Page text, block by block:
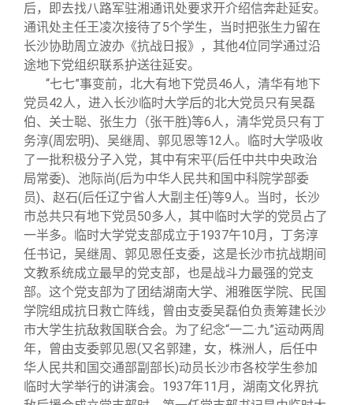
后，即去找八路军驻湘通讯处要求开介绍信奔赴延安。
通讯处主任王凌次接待了5个学生，当时把张生力留在
长沙协助周立波办《抗战日报》，其他4位同学通过沿
途地下党组织联系护送往延安。
“七七”事变前，北大有地下党员46人，清华有地下
党员42人，进入长沙临时大学后的北大党员只有吴磊
伯、关士聪、张生力（张干胜)等6人，清华党员只有丁
务淳(周宏明)、吴继周、郭见恩等12人。临时大学吸收
了一批积极分子入党，其中有宋平(后任中共中央政治
局常委)、池际尚(后为中华人民共和国中科院学部委
员)、赵石(后任辽宁省人大副主任)等9人。当时，长沙
市总共只有地下党员50多人，其中临时大学的党员占了
一半多。临时大学党支部成立于1937午10月，丁务淳
任书记，吴继周、郭见恩任支委，这是长沙市抗战期间
文教系统成立最早的党支部，也是战斗力最强的党支
部。这个党支部为了团结湖南大学、湘雅医学院、民国
学院组成抗日救亡阵线，曾由支委吴磊伯负责筹建长沙
市大学生抗敌救国联合会。为了纪念“一二·九”运动两周
年，曾由支委郭见恩(又名郭建，女，株洲人，后任中
华人民共和国交通部副部长)动员长沙市各校学生参加
临时大学举行的讲演会。1937年11月，湖南文化界抗